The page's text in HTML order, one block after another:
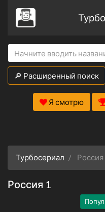
🔎 Расширенный поиск
Я смотрю
Турбосериал Россия
Россия 1